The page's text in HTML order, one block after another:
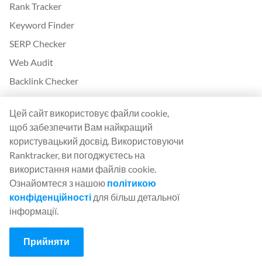
Rank Tracker
Keyword Finder
SERP Checker
Web Audit
Backlink Checker
Контрольний список SEO
AI Article Writer
БЕЗКОШТОВНО: SERP Simulator
Більше від Ranktracker
White Label SaaS Backlink Service
Партнерська програма
Цей сайт використовує файли cookie,
щоб забезпечити Вам найкращий
користувацький досвід. Використовуючи
Ranktracker, ви погоджуєтесь на
використання нами файлів cookie.
Ознайомтеся з нашою політикою
конфіденційності для більш детальної
інформації.
Прийняти